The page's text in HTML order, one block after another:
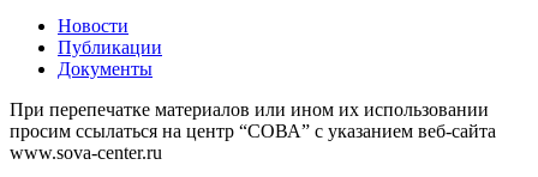
Новости
Публикации
Документы
При перепечатке материалов или ином их использовании
просим ссылаться на центр “СОВА” с указанием веб-сайта
www.sova-center.ru